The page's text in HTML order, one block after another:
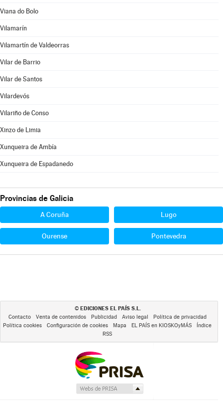
Viana do Bolo
Vilamarín
Vilamartín de Valdeorras
Vilar de Barrio
Vilar de Santos
Vilardevós
Vilariño de Conso
Xinzo de Limia
Xunqueira de Ambía
Xunqueira de Espadanedo
Provincias de Galicia
A Coruña Lugo
Ourense Pontevedra
© EDICIONES EL PAÍS S.L.
Contacto Venta de contenidos Publicidad Aviso legal
Política de privacidad
Política cookies
Configuración de cookies Mapa EL PAÍS en KIOSKOyMÁS
Índice
RSS